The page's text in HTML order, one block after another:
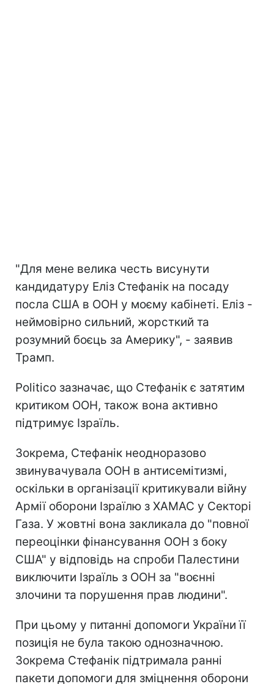
"Для мене велика честь висунути
кандидатуру Еліз Стефанік на посаду
посла США в ООН у моєму кабінеті. Еліз -
неймовірно сильний, жорсткий та
розумний боєць за Америку", - заявив
Трамп.
Politico зазначає, що Стефанік є затятим
критиком ООН, також вона активно
підтримує Ізраїль.
Зокрема, Стефанік неодноразово
звинувачувала ООН в антисемітизмі,
оскільки в організації критикували війну
Армії оборони Ізраїлю з ХАМАС у Секторі
Газа. У жовтні вона закликала до "повної
переоцінки фінансування ООН з боку
США" у відповідь на спроби Палестини
виключити Ізраїль з ООН за "воєнні
злочини та порушення прав людини".
При цьому у питанні допомоги України її
позиція не була такою однозначною.
Зокрема Стефанік підтримала ранні
пакети допомоги для зміцнення оборони